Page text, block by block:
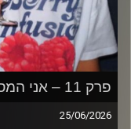
פרק 11 – אני המסיבה עם שרנו לבנה
25/06/2026